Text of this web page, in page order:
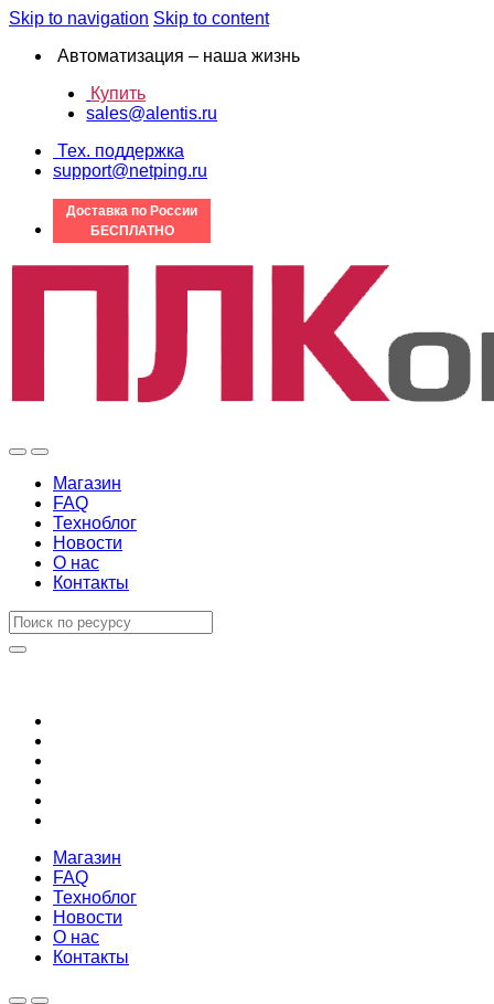
Skip to navigation Skip to content
Автоматизация – наша жизнь
Купить
sales@alentis.ru
Тех. поддержка
support@netping.ru
Доставка по России
БЕСПЛАТНО
Магазин
FAQ
Техноблог
Новости
О нас
Контакты
Магазин
FAQ
Техноблог
Новости
О нас
Контакты